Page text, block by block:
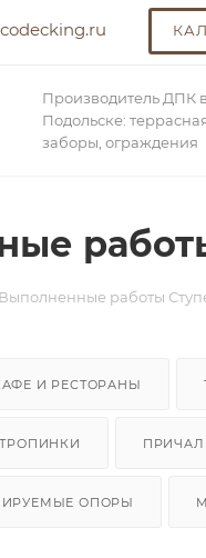
Производитель ДПК в
Подольске:
заборы, ограждения
Выполненные работы
И РЕСТОРАНЫ
ОПОРЫ